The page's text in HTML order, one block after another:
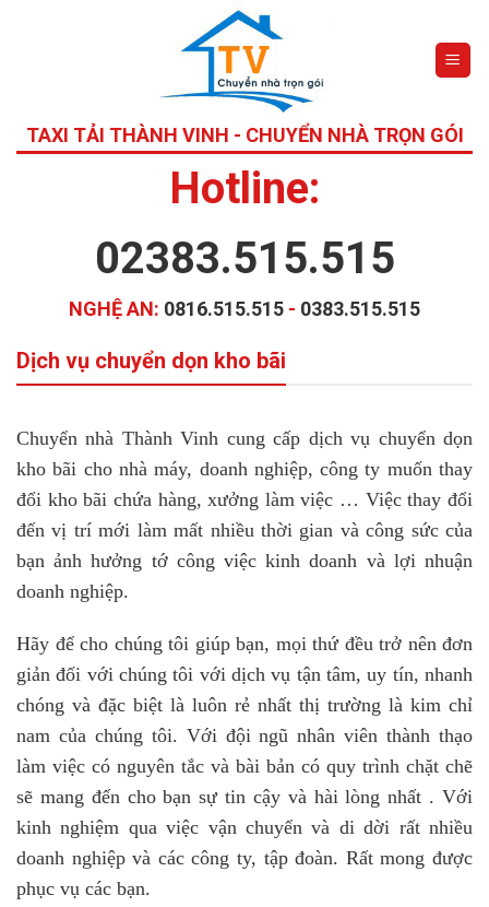
TAXI TẢI THÀNH VINH - CHUYỂN NHÀ TRỌN GÓI
Hotline:
02383.515.515
NGHỆ AN: 0816.515.515 - 0383.515.515
Dịch vụ chuyển dọn kho bãi
Chuyển nhà Thành Vinh cung cấp dịch vụ chuyển dọn
kho bãi cho nhà máy, doanh nghiệp, công ty muốn thay
đổi kho bãi chứa hàng, xưởng làm việc … Việc thay đổi
đến vị trí mới làm mất nhiều thời gian và công sức của
bạn ảnh hưởng tớ công việc kinh doanh và lợi nhuận
doanh nghiệp.
Hãy để cho chúng tôi giúp bạn, mọi thứ đều trở nên đơn
giản đối với chúng tôi với dịch vụ tận tâm, uy tín, nhanh
chóng và đặc biệt là luôn rẻ nhất thị trường là kim chỉ
nam của chúng tôi. Với đội ngũ nhân viên thành thạo
làm việc có nguyên tắc và bài bản có quy trình chặt chẽ
sẽ mang đến cho bạn sự tin cậy và hài lòng nhất . Với
kinh nghiệm qua việc vận chuyển và di dời rất nhiều
doanh nghiệp và các công ty, tập đoàn. Rất mong được
phục vụ các bạn.